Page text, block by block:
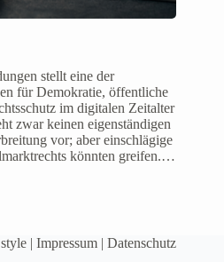
stellt eine der
für Demokratie, öffentliche
im digitalen Zeitalter
zwar keinen eigenständigen
vor; aber einschlägige
könnten greifen.…
| Impressum | Datenschutz